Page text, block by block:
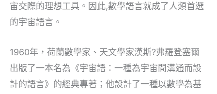
宙交際的理想工具。因此,數學語言就成了人類首選
的宇宙語言。
1960年，荷蘭數學家、天文學家漢斯?弗羅登塞爾
出版了一本名為《宇宙語：一種為宇宙間溝通而設
計的語言》的經典專著；他設計了一種以數學為基